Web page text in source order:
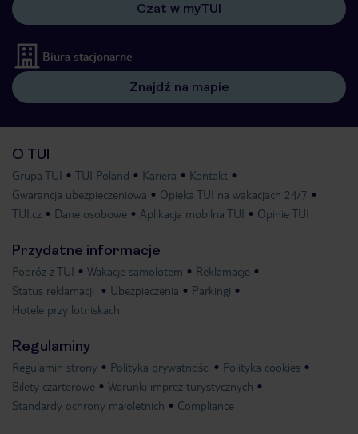
Czat w myTUI
Biura stacjonarne
Znajdź na mapie
O TUI
Grupa TUI TUI Poland Kariera
Kontakt
Gwarancja ubezpieczeniowa
Opieka TUI na wakacjach 24/7
TUI.cz
Dane osobowe Aplikacja mobilna TUI Opinie TUI
Przydatne informacje
Podróż z TUI Wakacje samolotem
Reklamacje
Status reklamacji
Ubezpieczenia
Parkingi
Hotele przy lotniskach
Regulaminy
Regulamin strony Polityka prywatności
Polityka cookies
Bilety czarterowe
Warunki imprez turystycznych
Standardy ochrony małoletnich
Compliance